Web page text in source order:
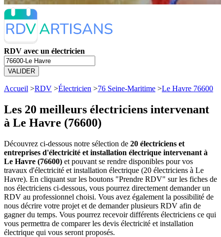
RDV avec un électricien
VALIDER
Accueil >RDV >Électricien >76 Seine-Maritime >Le Havre 76600
Les 20 meilleurs électriciens intervenant
à Le Havre (76600)
Découvrez ci-dessous notre sélection de 20 électriciens et
entreprises d'électricité et installation électrique intervenant à
Le Havre (76600) et pouvant se rendre disponibles pour vos
travaux d'électricité et installation électrique (20 électriciens à Le
Havre). En cliquant sur les boutons "Prendre RDV" sur les fiches de
nos électriciens ci-dessous, vous pourrez directement demander un
RDV au professionnel choisi. Vous avez également la possibilité de
nous décrire votre projet et de demander plusieurs RDV afin de
gagner du temps. Vous pourrez recevoir différents électriciens ce qui
vous permettra de comparer les devis électricité et installation
électrique qui vous seront proposés.